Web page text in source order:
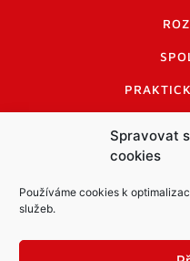
Spravovat
cookies
Používáme cookies k
služeb.
INFORMACE A
LOGO A